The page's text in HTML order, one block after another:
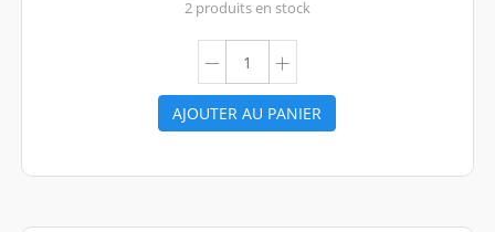
2 produits en stock
AJOUTER AU PANIER